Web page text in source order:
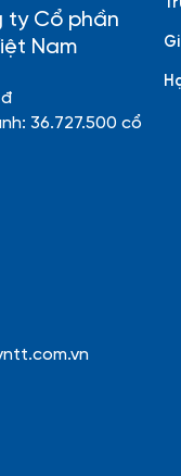
ty Cổ phần
Nam
36.727.500 cổ